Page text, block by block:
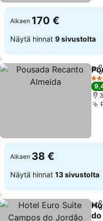
Alkaen 170 €
Näytä hinnat 9 sivustolta
Jaa
3
Alkaen 38 €
Näytä hinnat 13 sivustolta
Jaa